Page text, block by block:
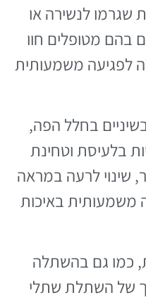
שגרמו לנשירה או
בהם מטופלים חוו
לפגיעה משמעותית
בחלל הפה,
בלעיסת וטחינת
שינוי לרעה במראה
משמעותית באיכות
כמו גם בהשתלה
של השתלת שתלי